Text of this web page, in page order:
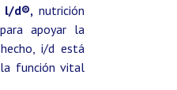
l/d®, nutrición
apoyar la
i/d está
función vital